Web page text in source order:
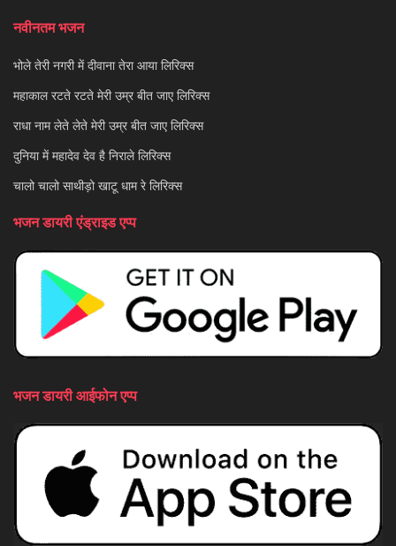
नवीनतम भजन
भोले तेरी नगरी में दीवाना तेरा आया लिरिक्स
महाकाल रटते रटते मेरी उम्र बीत जाए लिरिक्स
राधा नाम लेते लेते मेरी उम्र बीत जाए लिरिक्स
दुनिया में महादेव देव है निराले लिरिक्स
चालो चालो साथीड़ो खाटू धाम रे लिरिक्स
भजन डायरी एंड्राइड एप्प
भजन डायरी आईफोन एप्प